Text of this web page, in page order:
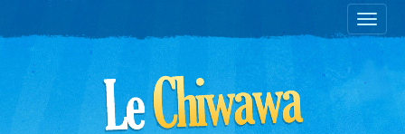
Toggle